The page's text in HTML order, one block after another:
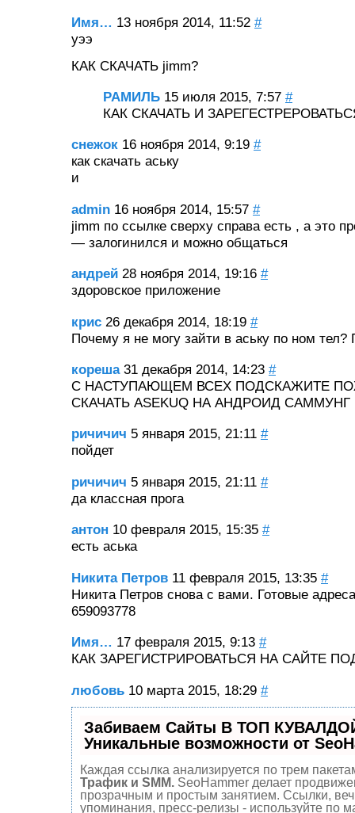
Имя… 13 ноября 2014, 11:52 #
уээ
КАК СКАЧАТЬ jimm?
РАМИЛЬ 15 июля 2015, 7:57 #
КАК СКАЧАТЬ И
снежок 16 ноября 2014, 9:19 #
как скачать аську
и
admin 16 ноября 2014, 15:57 #
jimm по ссылке сверху справа есть , а это
— залогинился и можно общаться
андрей 28 ноября 2014, 19:16 #
здоровское приложение
крис 26 декабря 2014, 18:19 #
Почему я не могу зайти в аську по ном
кореша 31 декабря 2014, 14:23 #
С НАСТУПАЮЩЕМ ВСЕХ ПОДСКАЖИТЕ
СКАЧАТЬ ASEKUQ НА АНДРОИД
ричичич 5 января 2015, 21:11 #
пойдет
ричичич 5 января 2015, 21:11 #
да классная прога
антон 10 февраля 2015, 15:35 #
есть аська
Никита Петров 11 февраля 2015, 13:35 #
Никита Петров снова с вами. Готовые
659093778
Имя… 17 февраля 2015, 9:13 #
КАК ЗАРЕГИСТРИРОВАТЬСЯ НА САЙТЕ
любовь 10 марта 2015, 18:29 #
Забиваем Сайты В ТОП
Уникальные возможности от
Каждая ссылка анализируется по трем
Трафик и SMM. SeoHammer делает
прозрачным и простым занятием. Ссылки,
упоминания, пресс-релизы - используйте по